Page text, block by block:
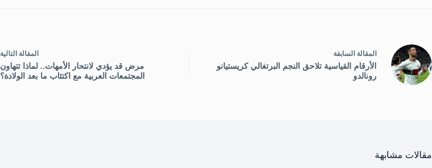
المقالة السابقة
الأرقام القياسية تلاحق النجم البرتغالي كريستيانو
رونالدو
المقالة التالية
مرض قد يؤدي لانتحار الأمهات.. لماذا تتهاون
المجتمعات العربية مع اكتئاب ما بعد الولادة؟
مقالات مشابهة